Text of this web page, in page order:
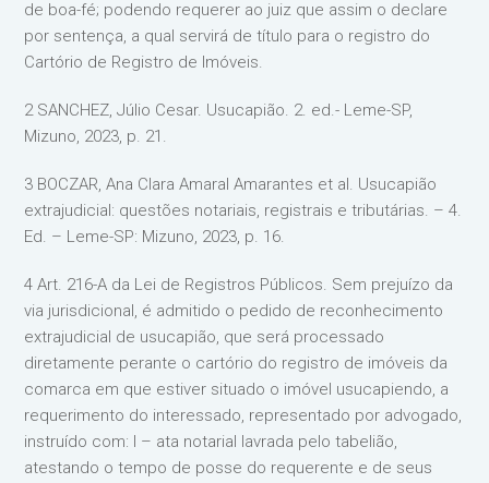
de boa-fé; podendo requerer ao juiz que assim o declare
por sentença, a qual servirá de título para o registro do
Cartório de Registro de Imóveis.
2 SANCHEZ, Júlio Cesar. Usucapião. 2. ed.- Leme-SP,
Mizuno, 2023, p. 21.
3 BOCZAR, Ana Clara Amaral Amarantes et al. Usucapião
extrajudicial: questões notariais, registrais e tributárias. – 4.
Ed. – Leme-SP: Mizuno, 2023, p. 16.
4 Art. 216-A da Lei de Registros Públicos. Sem prejuízo da
via jurisdicional, é admitido o pedido de reconhecimento
extrajudicial de usucapião, que será processado
diretamente perante o cartório do registro de imóveis da
comarca em que estiver situado o imóvel usucapiendo, a
requerimento do interessado, representado por advogado,
instruído com: I – ata notarial lavrada pelo tabelião,
atestando o tempo de posse do requerente e de seus